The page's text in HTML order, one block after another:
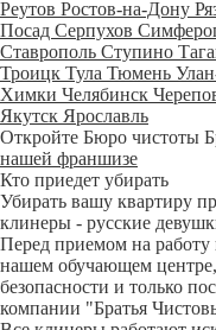
Реутов Ростов-на-Дону
Посад Серпухов
Ставрополь Ступино
Троицк Тула Тюмень
Химки Челябинск
Якутск Ярославль
Откройте Бюро чистоты
нашей франшизе
Кто приедет убирать
Убирать вашу квартиру
клинеры - русские
Перед приемом на работу
нашем обучающем
безопасности и только
компании "Братья